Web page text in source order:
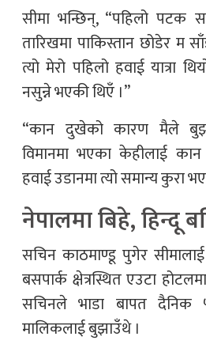
सीमा भन्छिन्, “पहिलो पटक
तारिखमा पाकिस्तान छोडेर म
त्यो मेरो पहिलो हवाई यात्रा
नसुन्ने भएकी थिएँ ।”
“कान दुखेको कारण मैले
विमानमा भएका केहीलाई
हवाई उडानमा त्यो समान्य कुरा
नेपालमा बिहे, हिन्दू
सचिन काठमाण्डू पुगेर
बसपार्क क्षेत्रस्थित एउटा
सचिनले भाडा बापत
मालिकलाई बुझाउँथे ।